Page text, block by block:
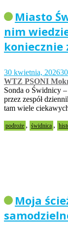
Miasto
nim
koniecznie
30 kwietnia, 2026
WTZ PSONI
Sonda o Świdnicy
przez zespół
tam wiele
podroże , świdnica ,
Moja